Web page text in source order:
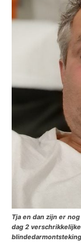
Tja en dan zijn er
dag 2